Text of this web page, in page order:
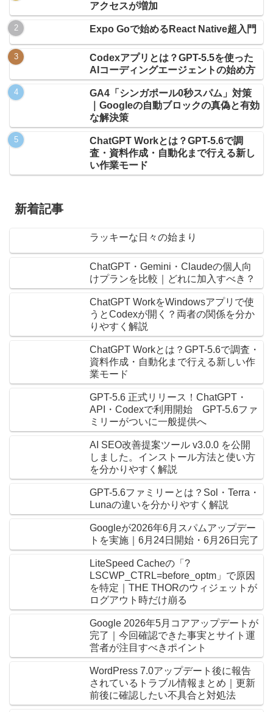
アクセスが増加
Expo Goで始めるReact Native超入門
Codexアプリとは？GPT-5.5を使った
AIコーディングエージェントの始め方
GA4「シンガポール0秒スパム」対策
｜Googleの自動ブロックの真偽と有効
な解決策
ChatGPT Workとは？GPT-5.6で調
査・資料作成・自動化まで行える新し
い作業モード
新着記事
ラッキーな日々の始まり
ChatGPT・Gemini・Claudeの個人向
けプランを比較｜どれに加入すべき？
ChatGPT WorkをWindowsアプリで使
うとCodexが開く？両者の関係を分か
りやすく解説
ChatGPT Workとは？GPT-5.6で調査・
資料作成・自動化まで行える新しい作
業モード
GPT-5.6 正式リリース！ChatGPT・
API・Codexで利用開始 GPT-5.6ファ
ミリーがついに一般提供へ
AI SEO改善提案ツール v3.0.0 を公開
しました。インストール方法と使い方
を分かりやすく解説
GPT-5.6ファミリーとは？Sol・Terra・
Lunaの違いを分かりやすく解説
Googleが2026年6月スパムアップデー
トを実施｜6月24日開始・6月26日完了
LiteSpeed Cacheの「?
LSCWP_CTRL=before_optm」で原因
を特定｜THE THORのウィジェットが
ログアウト時だけ崩る
Google 2026年5月コアアップデートが
完了｜今回確認できた事実とサイト運
営者が注目すべきポイント
WordPress 7.0アップデート後に報告
されているトラブル情報まとめ｜更新
前後に確認したい不具合と対処法